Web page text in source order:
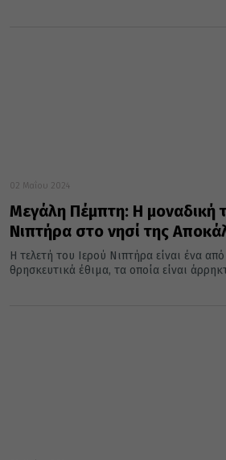
02 Μαΐου 2024
Μεγάλη Πέμπτη: Η μοναδική
Νιπτήρα στο νησί της
Η τελετή του Ιερού Νιπτήρα είναι ένα
θρησκευτικά έθιμα, τα οποία είναι